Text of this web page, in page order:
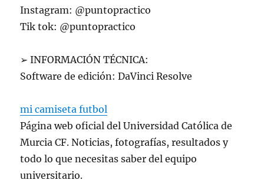
Instagram: @puntopractico
Tik tok: @puntopractico
➢ INFORMACIÓN TÉCNICA:
Software de edición: DaVinci Resolve
mi camiseta futbol
Página web oficial del Universidad Católica de
Murcia CF. Noticias, fotografías, resultados y
todo lo que necesitas saber del equipo
universitario.